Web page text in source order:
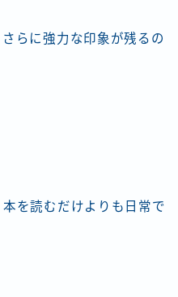
らに強力な印象が残るの
を読むだけよりも日常で